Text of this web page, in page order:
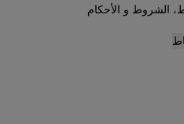
الشروط و الأحكام